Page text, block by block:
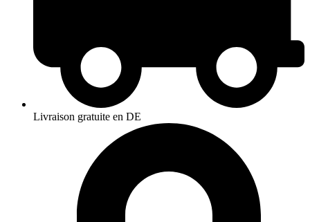
Livraison gratuite en DE